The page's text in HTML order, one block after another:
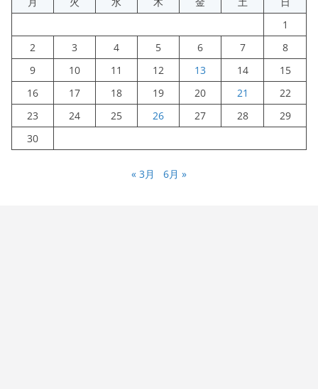
1
2
3 4 5 6 7
8
9
10 11 12 13 14
15
16
17 18 19 20 21
22
23
24 25 26 27 28
29
30
« 3月 6月 »